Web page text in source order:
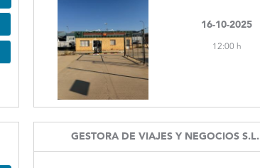
16-10-2025
12:00 h
GESTORA DE VIAJES Y NEGOCIOS S.L.